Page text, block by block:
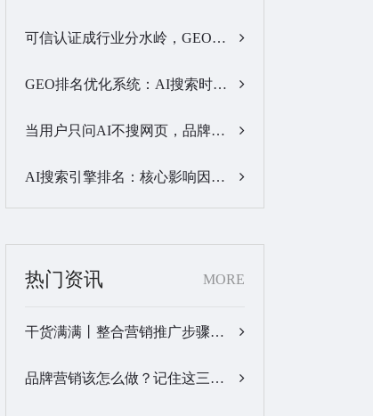
可信认证成行业分水岭，GEO优化服务商推荐名单有了新答案…
GEO排名优化系统：AI搜索时代品牌曝光优化核心工具…
当用户只问AI不搜网页，品牌的全域GEO优化该交给谁？…
AI搜索引擎排名：核心影响因素与合规优化方法…
热门资讯 MORE
干货满满丨整合营销推广步骤梳理…
品牌营销该怎么做？记住这三步，让营销更有价值！…